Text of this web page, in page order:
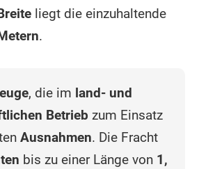
liegt die einzuhaltende
.
, die im land- und
Betrieb zum Einsatz
Ausnahmen. Die Fracht
bis zu einer Länge von 1,